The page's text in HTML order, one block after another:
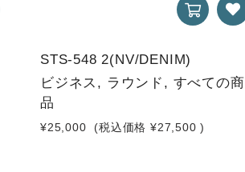
STS-548 2(NV/DENIM)
ビジネス, ラウンド, すべての商
品
¥25,000 (税込価格 ¥27,500 )